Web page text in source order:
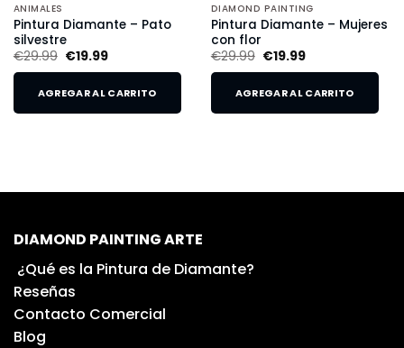
ANIMALES
Pintura Diamante – Pato
silvestre
€29.99 €19.99
AGREGAR AL CARRITO
DIAMOND PAINTING
Pintura Diamante – Mujeres
con flor
€29.99 €19.99
AGREGAR AL CARRITO
DIAMOND PAINTING ARTE
¿Qué es la Pintura de Diamante?
Reseñas
Contacto Comercial
Blog